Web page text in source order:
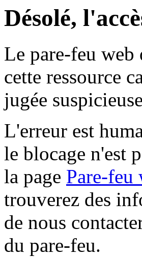
Désolé,
Le pare-feu web
cette ressource
jugée
L'erreur est
le blocage n'est
la page Pare-feu
trouverez des
de nous
du pare-feu.